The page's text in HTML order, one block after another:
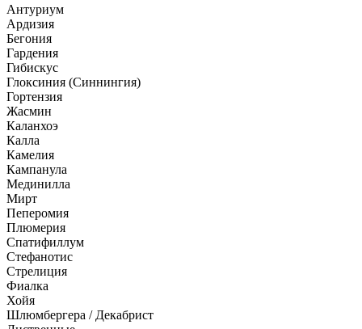
Антуриум
Ардизия
Бегония
Гардения
Гибискус
Глоксиния (Синнингия)
Гортензия
Жасмин
Каланхоэ
Калла
Камелия
Кампанула
Мединилла
Мирт
Пеперомия
Плюмерия
Спатифиллум
Стефанотис
Стрелиция
Фиалка
Хойя
Шлюмбергера / Декабрист